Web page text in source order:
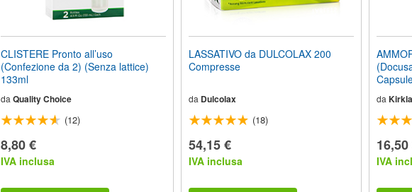
CLISTERE Pronto all’uso
(Confezione da 2) (Senza lattice)
133ml
da Quality Choice
(12)
8,80 €
IVA inclusa
LASSATIVO da DULCOLAX 200
Compresse
da Dulcolax
(18)
54,15 €
IVA inclusa
da
16,50
IVA